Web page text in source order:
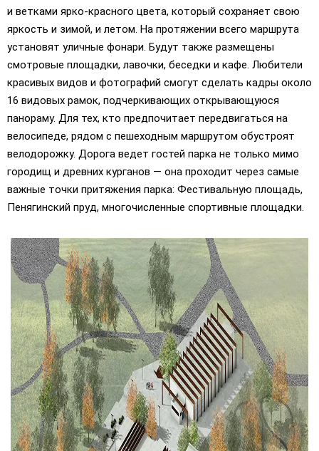
и ветками ярко-красного цвета, который сохраняет свою
яркость и зимой, и летом. На протяжении всего маршрута
установят уличные фонари. Будут также размещены
смотровые площадки, лавочки, беседки и кафе. Любители
красивых видов и фотографий смогут сделать кадры около
16 видовых рамок, подчеркивающих открывающуюся
панораму. Для тех, кто предпочитает передвигаться на
велосипеде, рядом с пешеходным маршрутом обустроят
велодорожку. Дорога ведет гостей парка не только мимо
городищ и древних курганов — она проходит через самые
важные точки притяжения парка: Фестивальную площадь,
Пенягинский пруд, многочисленные спортивные площадки.